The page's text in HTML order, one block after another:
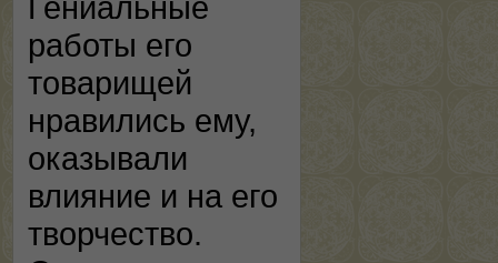
работы его
товарищей
нравились ему,
оказывали
влияние и на его
творчество.